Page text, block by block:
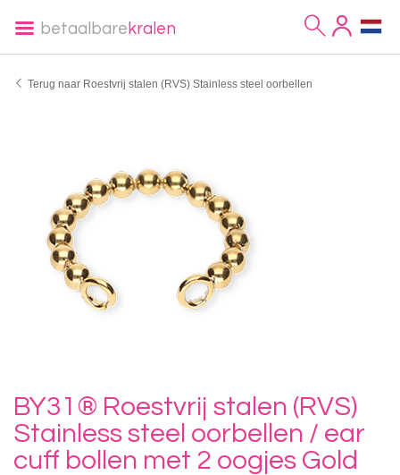
betaalbare kralen
Terug naar Roestvrij stalen (RVS) Stainless steel oorbellen
BY31® Roestvrij stalen (RVS)
Stainless steel oorbellen / ear
cuff bollen met 2 oogjes Gold